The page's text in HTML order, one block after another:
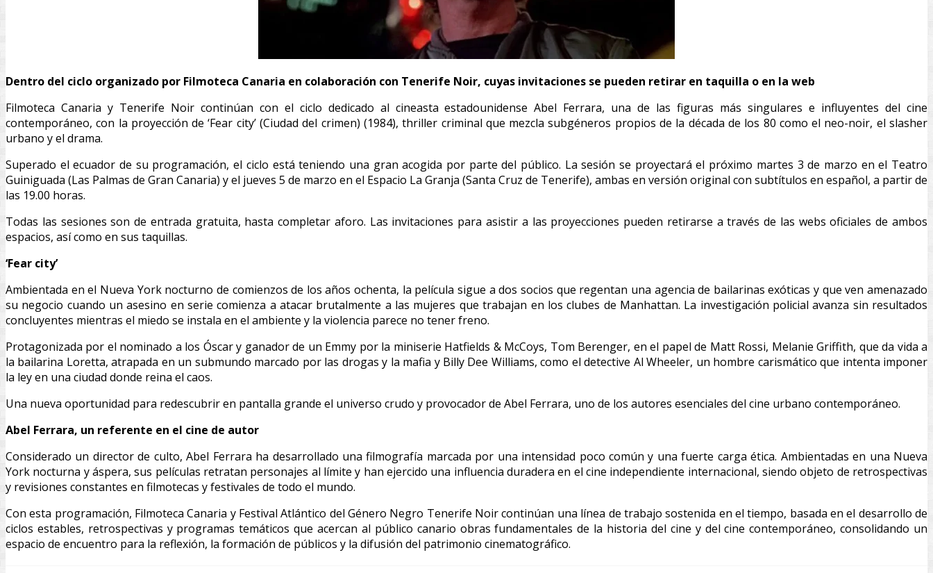
Dentro del ciclo organizado por Filmoteca Canaria en colaboración con Tenerife Noir, cuyas invitaciones se pueden retirar en taquilla o en la web
Filmoteca Canaria y Tenerife Noir continúan con el ciclo dedicado al cineasta estadounidense Abel Ferrara, una de las figuras más singulares e influyentes del cine
contemporáneo, con la proyección de ‘Fear city’ (Ciudad del crimen) (1984), thriller criminal que mezcla subgéneros propios de la década de los 80 como el neo-noir, el slasher
urbano y el drama.
Superado el ecuador de su programación, el ciclo está teniendo una gran acogida por parte del público. La sesión se proyectará el próximo martes 3 de marzo en el Teatro
Guiniguada (Las Palmas de Gran Canaria) y el jueves 5 de marzo en el Espacio La Granja (Santa Cruz de Tenerife), ambas en versión original con subtítulos en español, a partir de
las 19.00 horas.
Todas las sesiones son de entrada gratuita, hasta completar aforo. Las invitaciones para asistir a las proyecciones pueden retirarse a través de las webs oficiales de ambos
espacios, así como en sus taquillas.
‘Fear city’
Ambientada en el Nueva York nocturno de comienzos de los años ochenta, la película sigue a dos socios que regentan una agencia de bailarinas exóticas y que ven amenazado
su negocio cuando un asesino en serie comienza a atacar brutalmente a las mujeres que trabajan en los clubes de Manhattan. La investigación policial avanza sin resultados
concluyentes mientras el miedo se instala en el ambiente y la violencia parece no tener freno.
Protagonizada por el nominado a los Óscar y ganador de un Emmy por la miniserie Hatfields & McCoys, Tom Berenger, en el papel de Matt Rossi, Melanie Griffith, que da vida a
la bailarina Loretta, atrapada en un submundo marcado por las drogas y la mafia y Billy Dee Williams, como el detective Al Wheeler, un hombre carismático que intenta imponer
la ley en una ciudad donde reina el caos.
Una nueva oportunidad para redescubrir en pantalla grande el universo crudo y provocador de Abel Ferrara, uno de los autores esenciales del cine urbano contemporáneo.
Abel Ferrara, un referente en el cine de autor
Considerado un director de culto, Abel Ferrara ha desarrollado una filmografía marcada por una intensidad poco común y una fuerte carga ética. Ambientadas en una Nueva
York nocturna y áspera, sus películas retratan personajes al límite y han ejercido una influencia duradera en el cine independiente internacional, siendo objeto de retrospectivas
y revisiones constantes en filmotecas y festivales de todo el mundo.
Con esta programación, Filmoteca Canaria y Festival Atlántico del Género Negro Tenerife Noir continúan una línea de trabajo sostenida en el tiempo, basada en el desarrollo de
ciclos estables, retrospectivas y programas temáticos que acercan al público canario obras fundamentales de la historia del cine y del cine contemporáneo, consolidando un
espacio de encuentro para la reflexión, la formación de públicos y la difusión del patrimonio cinematográfico.